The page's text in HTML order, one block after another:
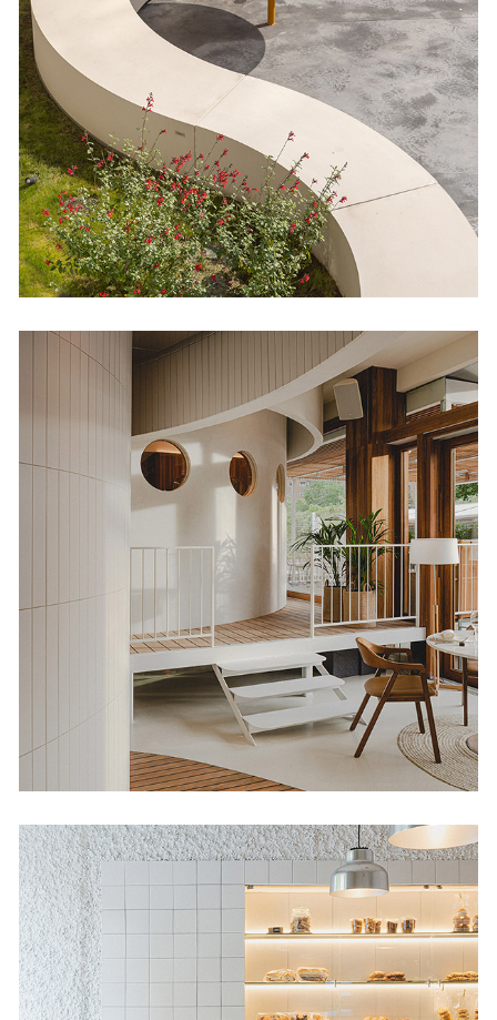
Plazooca
Cultural
La Maruca de López
de Hoyos
Restaurantes